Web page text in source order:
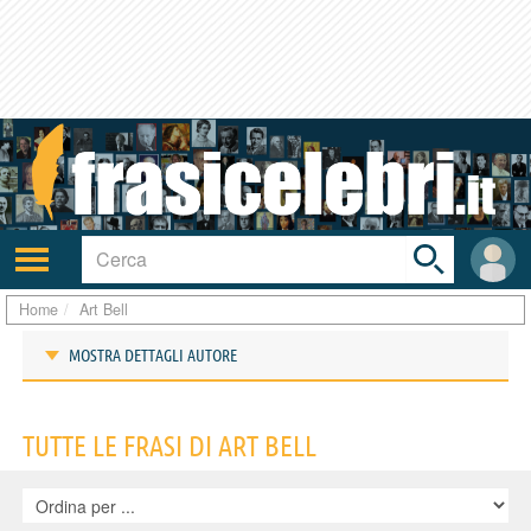
Attiva/disattiva
navigazione
User
area
Toggle
search
bar
Home Art Bell
MOSTRA DETTAGLI AUTORE
TUTTE LE FRASI DI ART BELL